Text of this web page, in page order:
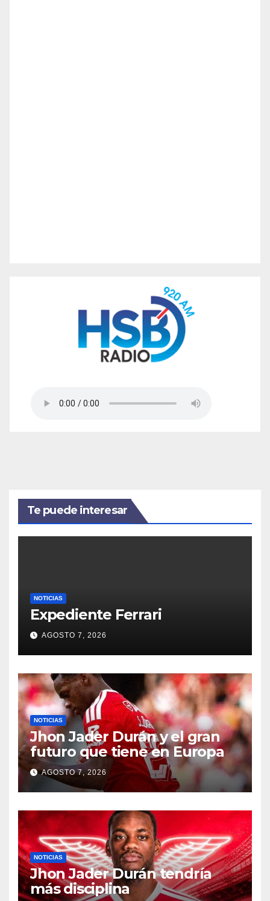
Te puede interesar
NOTICIAS
Expediente Ferrari
AGOSTO 7, 2026
NOTICIAS
Jhon Jader Durán y el gran
futuro que tiene en Europa
AGOSTO 7, 2026
NOTICIAS
Jhon Jader Durán tendría
más disciplina